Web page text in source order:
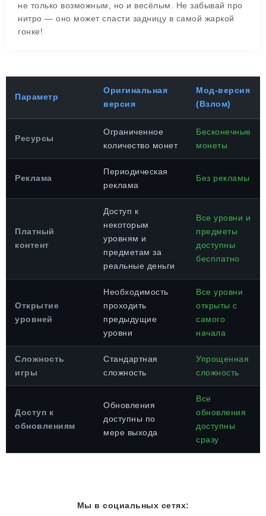
не только возможным, но и весёлым. Не забывай про
нитро — оно может спасти задницу в самой жаркой
гонке!
Параметр
Оригинальная
версия
Мод-версия
(Взлом)
Ресурсы
Ограниченное
количество монет
Бесконечные
монеты
Реклама
Периодическая
реклама
Без рекламы
Платный
контент
Доступ к
некоторым
уровням и
предметам за
реальные деньги
Все уровни и
предметы
доступны
бесплатно
Открытие
уровней
Необходимость
проходить
предыдущие
уровни
Все уровни
открыты с
самого
начала
Сложность
игры
Стандартная
сложность
Упрощенная
сложность
Доступ к
обновлениям
Обновления
доступны по
мере выхода
Все
обновления
доступны
сразу
Мы в социальных сетях: